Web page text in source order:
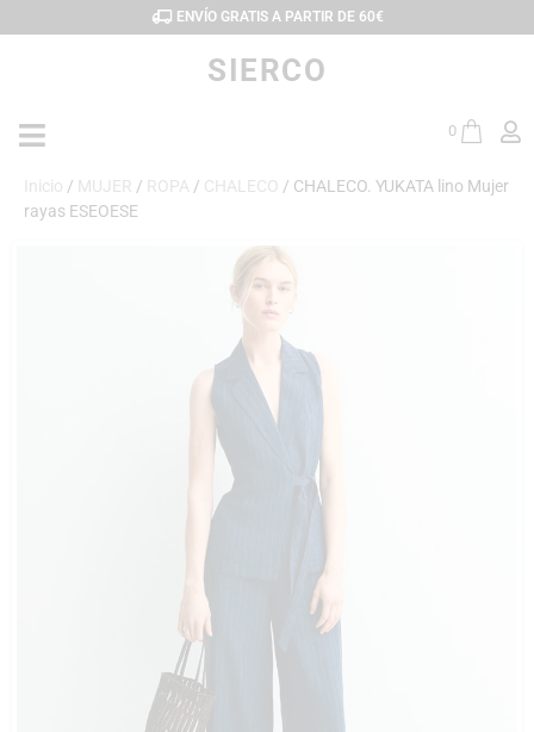
ENVÍO GRATIS A PARTIR DE 60€
SIERCO
0
Inicio / MUJER / ROPA / CHALECO / CHALECO. YUKATA lino Mujer
rayas ESEOESE